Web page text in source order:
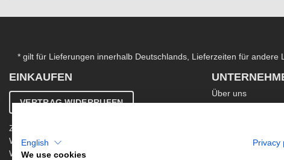
* gilt für Lieferungen innerhalb Deutschlands, Lieferzeiten für
EINKAUFEN
VERTRAG WIDERRUFEN
Zahlung & Versand
Widerrufsbelehrung
Warenkorb
Über uns
Kontakt
Ergänzende AGB
English
Privacy
We use cookies